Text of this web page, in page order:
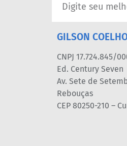
GILSON
CNPJ 17.724.845/
Ed. Century Seven
Av. Sete de
Rebouças
CEP 80250-210 –